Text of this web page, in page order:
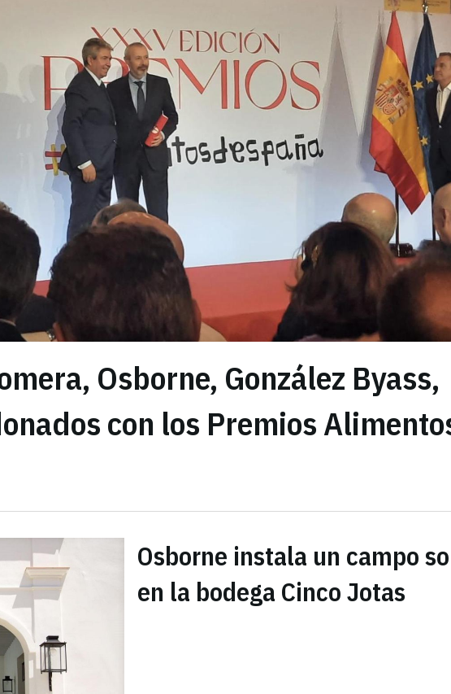
Osborne, González Byass,
con los Premios
Osborne instala un campo
en la bodega Cinco Jotas